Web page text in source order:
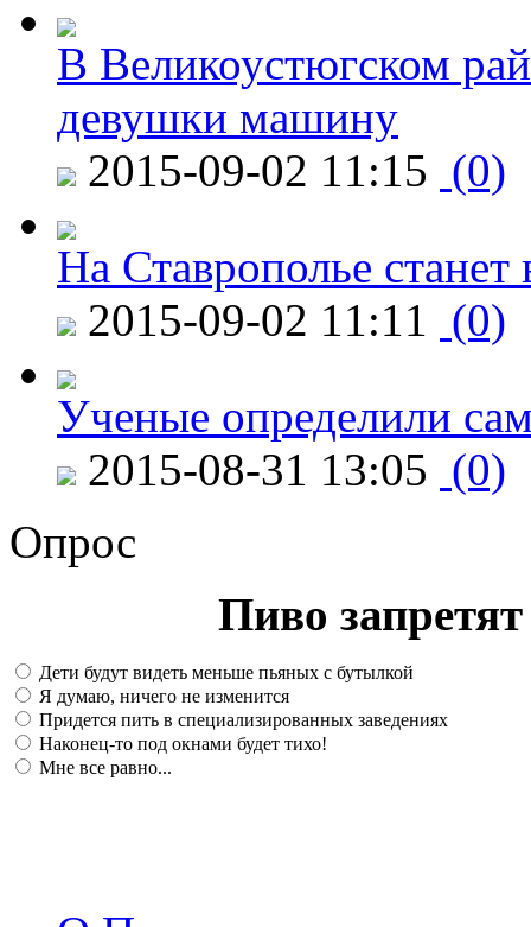
В Великоустюгском
девушки машину
2015-09-02 11:15 (0)
На Ставрополье
2015-09-02 11:11 (0)
Ученые определили
2015-08-31 13:05 (0)
Опрос
Пиво
Дети будут видеть меньше пьяных с бутылкой
Я думаю, ничего не изменится
Придется пить в специализированных заведениях
Наконец-то под окнами будет тихо!
Мне все равно...